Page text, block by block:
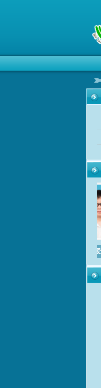
胡爱菊